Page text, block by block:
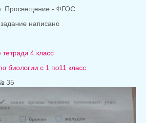
Просвещение - ФГОС
написано
тетради 4 класс
биологии с 1 по11 класс
35